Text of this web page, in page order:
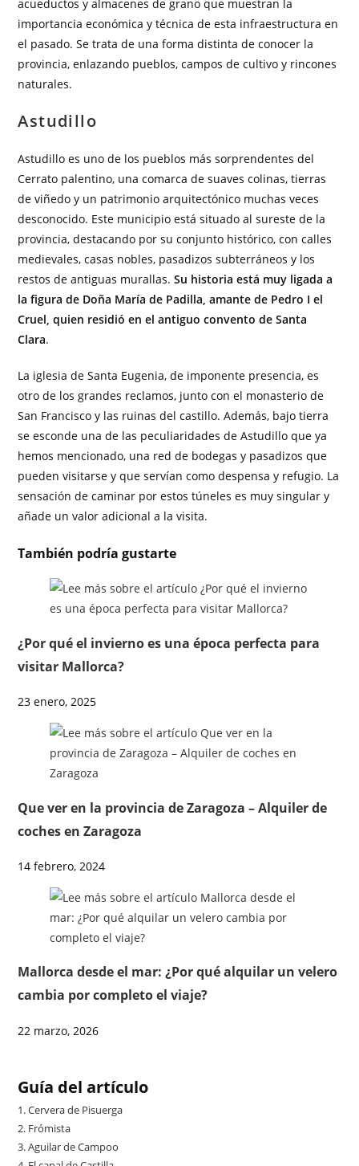
acueductos y almacenes de grano que muestran la
importancia económica y técnica de esta infraestructura en
el pasado. Se trata de una forma distinta de conocer la
provincia, enlazando pueblos, campos de cultivo y rincones
naturales.
Astudillo
Astudillo es uno de los pueblos más sorprendentes del
Cerrato palentino, una comarca de suaves colinas, tierras
de viñedo y un patrimonio arquitectónico muchas veces
desconocido. Este municipio está situado al sureste de la
provincia, destacando por su conjunto histórico, con calles
medievales, casas nobles, pasadizos subterráneos y los
restos de antiguas murallas.Su historia está muy ligada a
la figura de Doña María de Padilla, amante de Pedro I el
Cruel, quien residió en el antiguo convento de Santa
Clara.
La iglesia de Santa Eugenia, de imponente presencia, es
otro de los grandes reclamos, junto con el monasterio de
San Francisco y las ruinas del castillo. Además, bajo tierra
se esconde una de las peculiaridades de Astudillo que ya
hemos mencionado, una red de bodegas y pasadizos que
pueden visitarse y que servían como despensa y refugio. La
sensación de caminar por estos túneles es muy singular y
añade un valor adicional a la visita.
También podría gustarte
¿Por qué el invierno es una época perfecta para
visitar Mallorca?
23 enero, 2025
Que ver en la provincia de Zaragoza – Alquiler de
coches en Zaragoza
14 febrero, 2024
Mallorca desde el mar: ¿Por qué alquilar un velero
cambia por completo el viaje?
22 marzo, 2026
Guía del artículo
1.Cervera de Pisuerga
2. Frómista
3.Aguilar de Campoo